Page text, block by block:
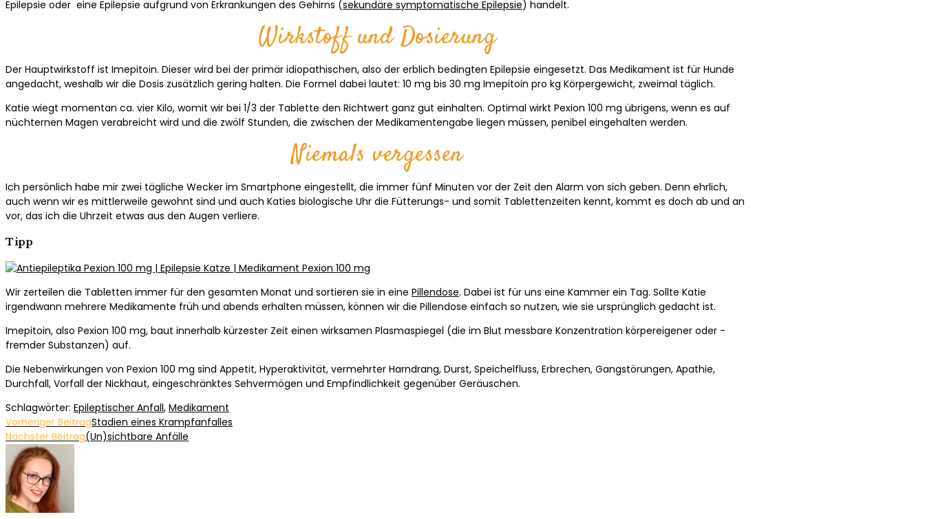
Epilepsie oder eine Epilepsie aufgrund von Erkrankungen des Gehirns (sekundäre symptomatische Epilepsie) handelt.
Wirkstoff und Dosierung
Der Hauptwirkstoff ist Imepitoin. Dieser wird bei der primär idiopathischen, also der erblich bedingten Epilepsie eingesetzt. Das Medikament ist für Hunde
angedacht, weshalb wir die Dosis zusätzlich gering halten. Die Formel dabei lautet: 10 mg bis 30 mg Imepitoin pro kg Körpergewicht, zweimal täglich.
Katie wiegt momentan ca. vier Kilo, womit wir bei 1/3 der Tablette den Richtwert ganz gut einhalten. Optimal wirkt Pexion 100 mg übrigens, wenn es auf
nüchternen Magen verabreicht wird und die zwölf Stunden, die zwischen der Medikamentengabe liegen müssen, penibel eingehalten werden.
Niemals vergessen
Ich persönlich habe mir zwei tägliche Wecker im Smartphone eingestellt, die immer fünf Minuten vor der Zeit den Alarm von sich geben. Denn ehrlich,
auch wenn wir es mittlerweile gewohnt sind und auch Katies biologische Uhr die Fütterungs- und somit Tablettenzeiten kennt, kommt es doch ab und an
vor, das ich die Uhrzeit etwas aus den Augen verliere.
Tipp
Wir zerteilen die Tabletten immer für den gesamten Monat und sortieren sie in eine Pillendose. Dabei ist für uns eine Kammer ein Tag. Sollte Katie
irgendwann mehrere Medikamente früh und abends erhalten müssen, können wir die Pillendose einfach so nutzen, wie sie ursprünglich gedacht ist.
Imepitoin, also Pexion 100 mg, baut innerhalb kürzester Zeit einen wirksamen Plasmaspiegel (die im Blut messbare Konzentration körpereigener oder -
fremder Substanzen) auf.
Die Nebenwirkungen von Pexion 100 mg sind Appetit, Hyperaktivität, vermehrter Harndrang, Durst, Speichelfluss, Erbrechen, Gangstörungen, Apathie,
Durchfall, Vorfall der Nickhaut, eingeschränktes Sehvermögen und Empfindlichkeit gegenüber Geräuschen.
Schlagwörter: Epileptischer Anfall, Medikament
Weitere
Artikel
ansehen
Vorheriger BeitragStadien eines Krampfanfalles
Nächster Beitrag(Un)sichtbare Anfälle